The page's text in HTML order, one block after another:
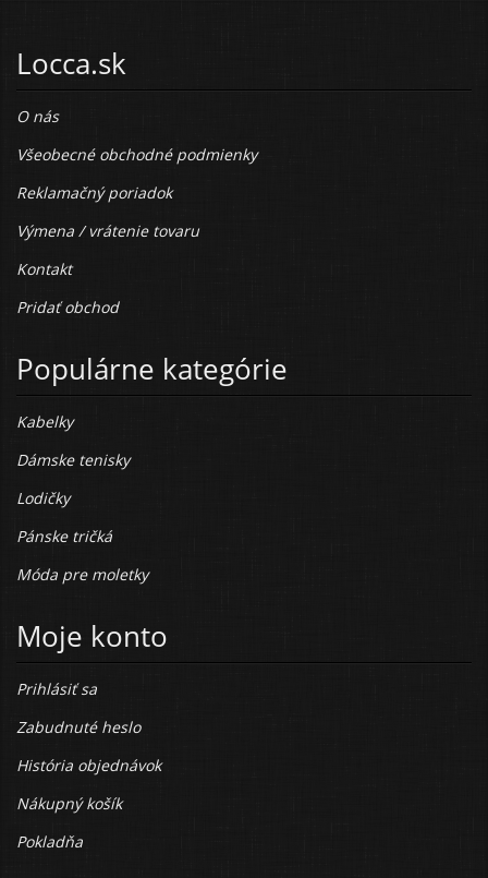
Locca.sk
O nás
Všeobecné obchodné podmienky
Reklamačný poriadok
Výmena / vrátenie tovaru
Kontakt
Pridať obchod
Populárne kategórie
Kabelky
Dámske tenisky
Lodičky
Pánske tričká
Móda pre moletky
Moje konto
Prihlásiť sa
Zabudnuté heslo
História objednávok
Nákupný košík
Pokladňa